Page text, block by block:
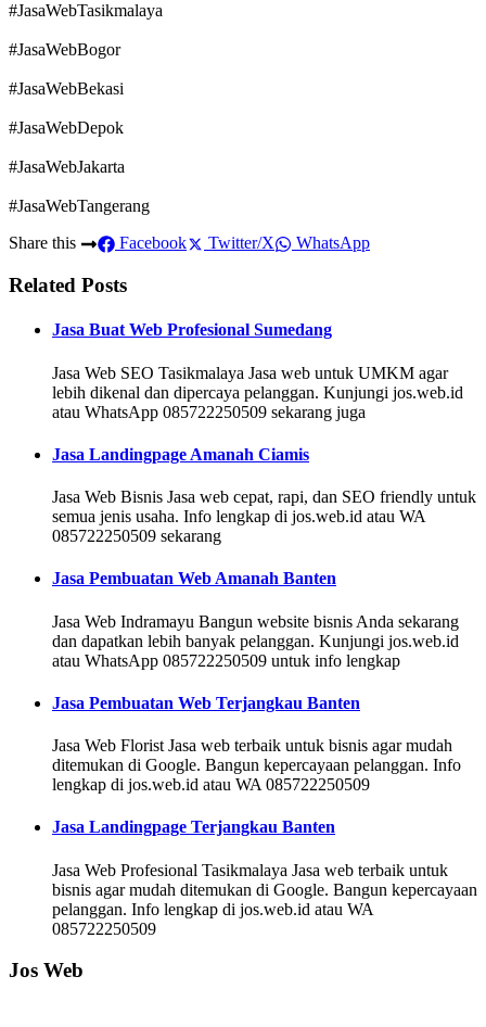
#JasaWebTasikmalaya
#JasaWebBogor
#JasaWebBekasi
#JasaWebDepok
#JasaWebJakarta
#JasaWebTangerang
Share this
Facebook Twitter/X WhatsApp
Related Posts
Jasa Buat Web Profesional Sumedang
Jasa Web SEO Tasikmalaya Jasa web untuk UMKM agar
lebih dikenal dan dipercaya pelanggan. Kunjungi jos.web.id
atau WhatsApp 085722250509 sekarang juga
Jasa Landingpage Amanah Ciamis
Jasa Web Bisnis Jasa web cepat, rapi, dan SEO friendly untuk
semua jenis usaha. Info lengkap di jos.web.id atau WA
085722250509 sekarang
Jasa Pembuatan Web Amanah Banten
Jasa Web Indramayu Bangun website bisnis Anda sekarang
dan dapatkan lebih banyak pelanggan. Kunjungi jos.web.id
atau WhatsApp 085722250509 untuk info lengkap
Jasa Pembuatan Web Terjangkau Banten
Jasa Web Florist Jasa web terbaik untuk bisnis agar mudah
ditemukan di Google. Bangun kepercayaan pelanggan. Info
lengkap di jos.web.id atau WA 085722250509
Jasa Landingpage Terjangkau Banten
Jasa Web Profesional Tasikmalaya Jasa web terbaik untuk
bisnis agar mudah ditemukan di Google. Bangun kepercayaan
pelanggan. Info lengkap di jos.web.id atau WA
085722250509
Jos Web